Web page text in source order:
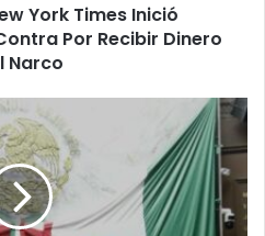
York Times Inició
Por Recibir Dinero
Narco